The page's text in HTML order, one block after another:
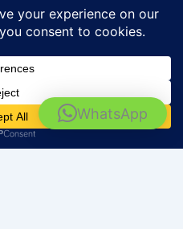
- Barokah Rental
WhatsApp